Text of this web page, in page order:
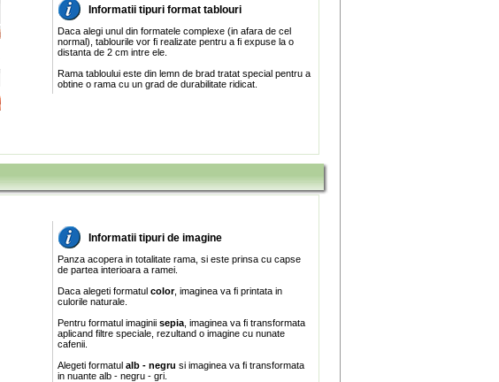
Informatii tipuri format tablouri
Daca alegi unul din formatele complexe (in afara de cel
normal), tablourile vor fi realizate pentru a fi expuse la o
distanta de 2 cm intre ele.
Rama tabloului este din lemn de brad tratat special pentru a
obtine o rama cu un grad de durabilitate ridicat.
Informatii tipuri de imagine
Panza acopera in totalitate rama, si este prinsa cu capse
de partea interioara a ramei.
Daca alegeti formatul color, imaginea va fi printata in
culorile naturale.
Pentru formatul imaginii sepia , imaginea va fi transformata
aplicand filtre speciale, rezultand o imagine cu nunate
cafenii.
Alegeti formatul alb - negru si imaginea va fi transformata
in nuante alb - negru - gri.